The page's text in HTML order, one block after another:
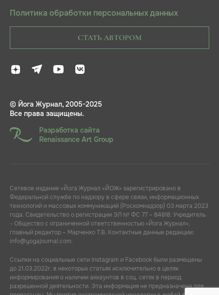
Политика обработки персональных данных
СТАТЬ АВТОРОМ
© Йога Журнал, 2005-2025
Все права защищены.
Разработка сайта
Renaissance Art Group
Сетевое издание «Йога Журнал «ЙОЖ» зарегистрировано в
Федеральной службе по надзору в сфере связи, информационных
технологий и массовых коммуникаций (Роскомнадзор) 03 марта 2023
года. Свидетельство о регистрации ЭЛ № ФС 77 – 84818. Учредитель
- Общество с ограниченной ответственностью «Йога Журнал»,
главный редактор – Марченко Т.В. Контактные данные редакции:
info@yogajournal.com.
Ссылки на социальные сети Instagram и Facebook были размещены
до 21.03.2022г. в некоторых статьях исключительно в целях
информирования о наличии аккаунтов в соц. сетях в период
разрешенной деятельности. Эта информация не предназначена для